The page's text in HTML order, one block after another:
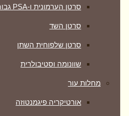
סרטן הערמונית ו-PSA גבוה
סרטן השד
סרטן שלפוחית השתן
שוונומה וסטיבולרית
מחלות עור
אורטיקריה פיגמנטוזה